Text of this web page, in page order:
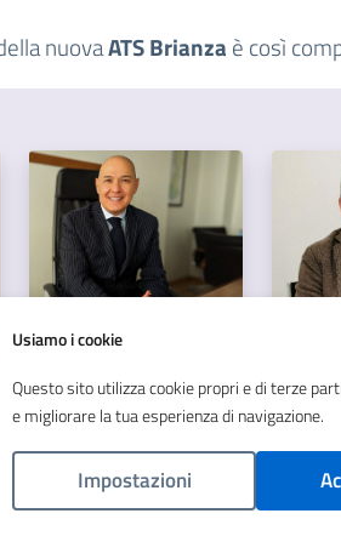
nuovaATS Brianza è così
Dott. Giuseppe
Direzione
Amministrativa
Dr.
Usiamo i cookie
Questo sito utilizza cookie propri e di terze
e migliorare la tua esperienza di navigazione.
Impostazioni